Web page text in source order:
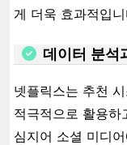
게 더욱 효과적입
데이터 분석
넷플릭스는 추천
적극적으로 활용
심지어 소셜 미디